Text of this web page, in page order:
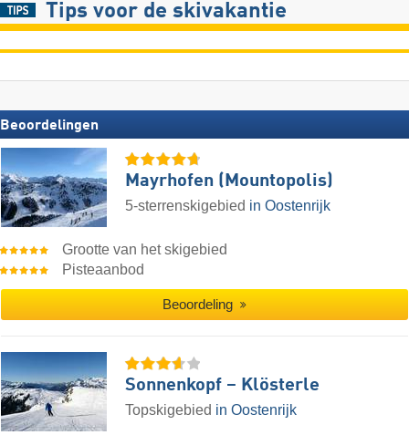
Tips voor de skivakantie
Beoordelingen
Mayrhofen (Mountopolis)
5-sterrenskigebied in Oostenrijk
Grootte van het skigebied
Pisteaanbod
Beoordeling
Sonnenkopf – Klösterle
Topskigebied in Oostenrijk